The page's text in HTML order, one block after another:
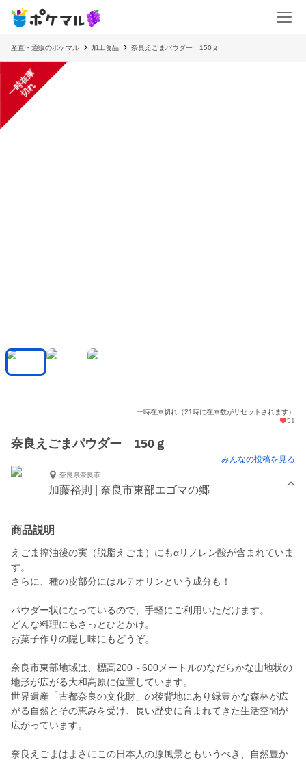
産直・通販のポケマル 加工食品 奈良えごまパウダー 150ｇ
一
時
在
庫
切
れ
一時在庫切れ（21時に在庫数がリセットされます）
51
奈良えごまパウダー 150ｇ
みんなの投稿を見る
奈良県奈良市
加藤裕則 | 奈良市東部エゴマの郷
商品説明
えごま搾油後の実（脱脂えごま）にもαリノレン酸が含まれていま
す。
さらに、種の皮部分にはルテオリンという成分も！
パウダー状になっているので、手軽にご利用いただけます。
どんな料理にもさっとひとかけ。
お菓子作りの隠し味にもどうぞ。
奈良市東部地域は、標高200～600メートルのなだらかな山地状の
地形が広がる大和高原に位置しています。
世界遺産「古都奈良の文化財」の後背地にあり緑豊かな森林が広
がる自然とその恵みを受け、長い歴史に育まれてきた生活空間が
広がっています。
奈良えごまはまさにこの日本人の原風景ともいうべき、自然豊か